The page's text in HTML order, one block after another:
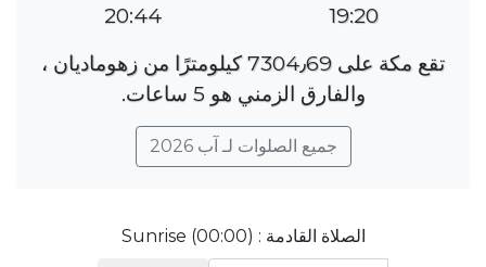
19:20
20:44
تقع مكة على 7304٫69 كيلومترًا من زهوماديان ،
والفارق الزمني هو 5 ساعات.
جميع الصلوات لـ آب 2026
الصلاة القادمة : Sunrise (00:00)